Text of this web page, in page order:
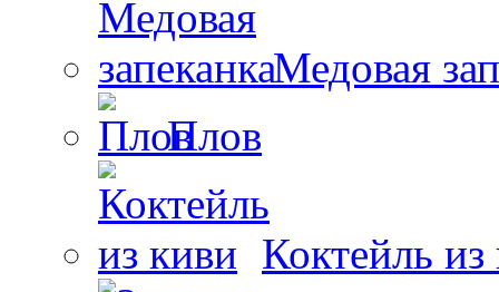
Медовая
Плов
Коктейль из